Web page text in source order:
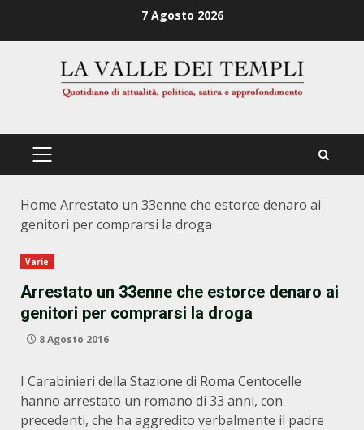
7 Agosto 2026
PRIMÄRES
Home Arrestato un 33enne che estorce denaro ai
genitori per comprarsi la droga
Varie
Arrestato un 33enne che estorce denaro ai
genitori per comprarsi la droga
8 Agosto 2016
I Carabinieri della Stazione di Roma Centocelle
hanno arrestato un romano di 33 anni, con
precedenti, che ha aggredito verbalmente il padre